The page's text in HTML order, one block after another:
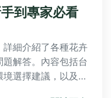
到專家必看
細介紹了各種花卉
解答。內容包括台
選擇建議，以及個